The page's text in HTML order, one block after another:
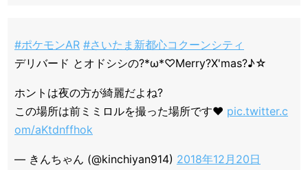
#ポケモンAR #さいたま新都心コクーンシティ
デリバード とオドシシの?*ω*♡Merry?X'mas?♪☆
ホントは夜の方が綺麗だよね?
この場所は前ミミロルを撮った場所です❤ pic.twitter.c
om/aKtdnffhok
— きんちゃん (@kinchiyan914) 2018年12月20日